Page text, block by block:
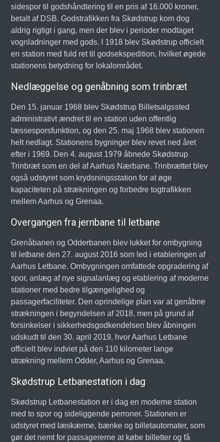
sidespor til godshåndtering til en pris af 16.000 kroner,
betalt af DSB. Godstrafikken fra Skødstrup kom dog
aldrig rigtigt i gang, men der blev i perioder modtaget
vognladninger med gods. I 1918 blev Skødstrup officielt
en station med fuld ret til godsekspedition, hvilket øgede
stationens betydning for lokalområdet.
Nedlæggelse og genåbning som trinbræt
Den 15. januar 1968 blev Skødstrup Billetsalgssted
administrativt ændret til en station uden offentlig
læssesporsfunktion, og den 25. maj 1968 blev stationen
helt nedlagt. Stationens bygninger blev revet ned året
efter i 1969. Den 4. august 1979 åbnede Skødstrup
Trinbræt som en del af Aarhus Nærbane. Trinbrættet blev
også udstyret som krydsningsstation for at øge
kapaciteten på strækningen og forbedre togtrafikken
mellem Aarhus og Grenaa.
Overgangen fra jernbane til letbane
Grenåbanen og Odderbanen blev lukket for ombygning
til letbane den 27. august 2016 som led i etableringen af
Aarhus Letbane. Ombygningen omfattede opgradering af
spor, anlæg af nye signalanlæg og etablering af moderne
stationer med bedre tilgængelighed og
passagerfaciliteter. Den oprindelige plan var at genåbne
strækningen i begyndelsen af 2018, men på grund af
forsinkelser i sikkerhedsgodkendelsen blev åbningen
udskudt til den 30. april 2019, hvor Aarhus Letbane
officielt blev indviet på den 110 kilometer lange
strækning mellem Odder, Aarhus og Grenaa.
Skødstrup Letbanestation i dag
Skødstrup Letbanestation er i dag en moderne station
med to spor og sideliggende perroner. Stationen er
udstyret med læskærme, bænke og billetautomater, som
gør det nemt for passagererne at købe billetter og få